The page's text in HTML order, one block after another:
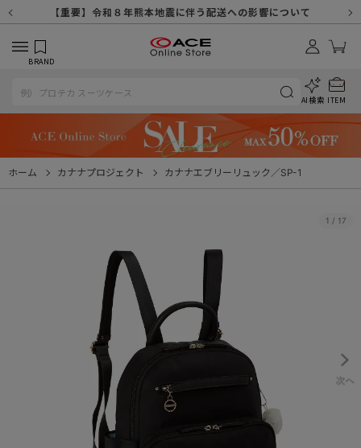
【重要】8/11（火・祝）休業及び配送スケジュールについて
【重要】令和８年熊本地震に伴う配送への影響について
【重要】納品書・領収書ペーパーレス化（電子化）のお知らせ
【重要】天候不良や交通状況・物量増等に伴う配送への影響について
【重要】悪質な詐欺サイトにご注意ください
【重要】各種メールが届かない場合に関しまして
【重要】お問い合わせのご対応に関しまして
【重要】SNSのなりすまし詐欺にご注意ください
BRAND
AI検索 ITEM
ホーム カナナプロジェクト カナナエブリーリュック／SP-1
1 / 17